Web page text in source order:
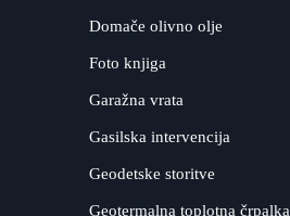
Domače olivno olje
Foto knjiga
Garažna vrata
Gasilska intervencija
Geodetske storitve
Geotermalna toplotna črpalka